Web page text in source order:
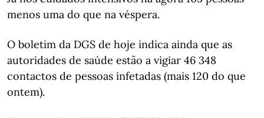
menos uma do que na véspera.
O boletim da DGS de hoje indica ainda que as
autoridades de saúde estão a vigiar 46 348
contactos de pessoas infetadas (mais 120 do que
ontem).